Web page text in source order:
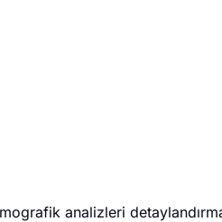
analizleri